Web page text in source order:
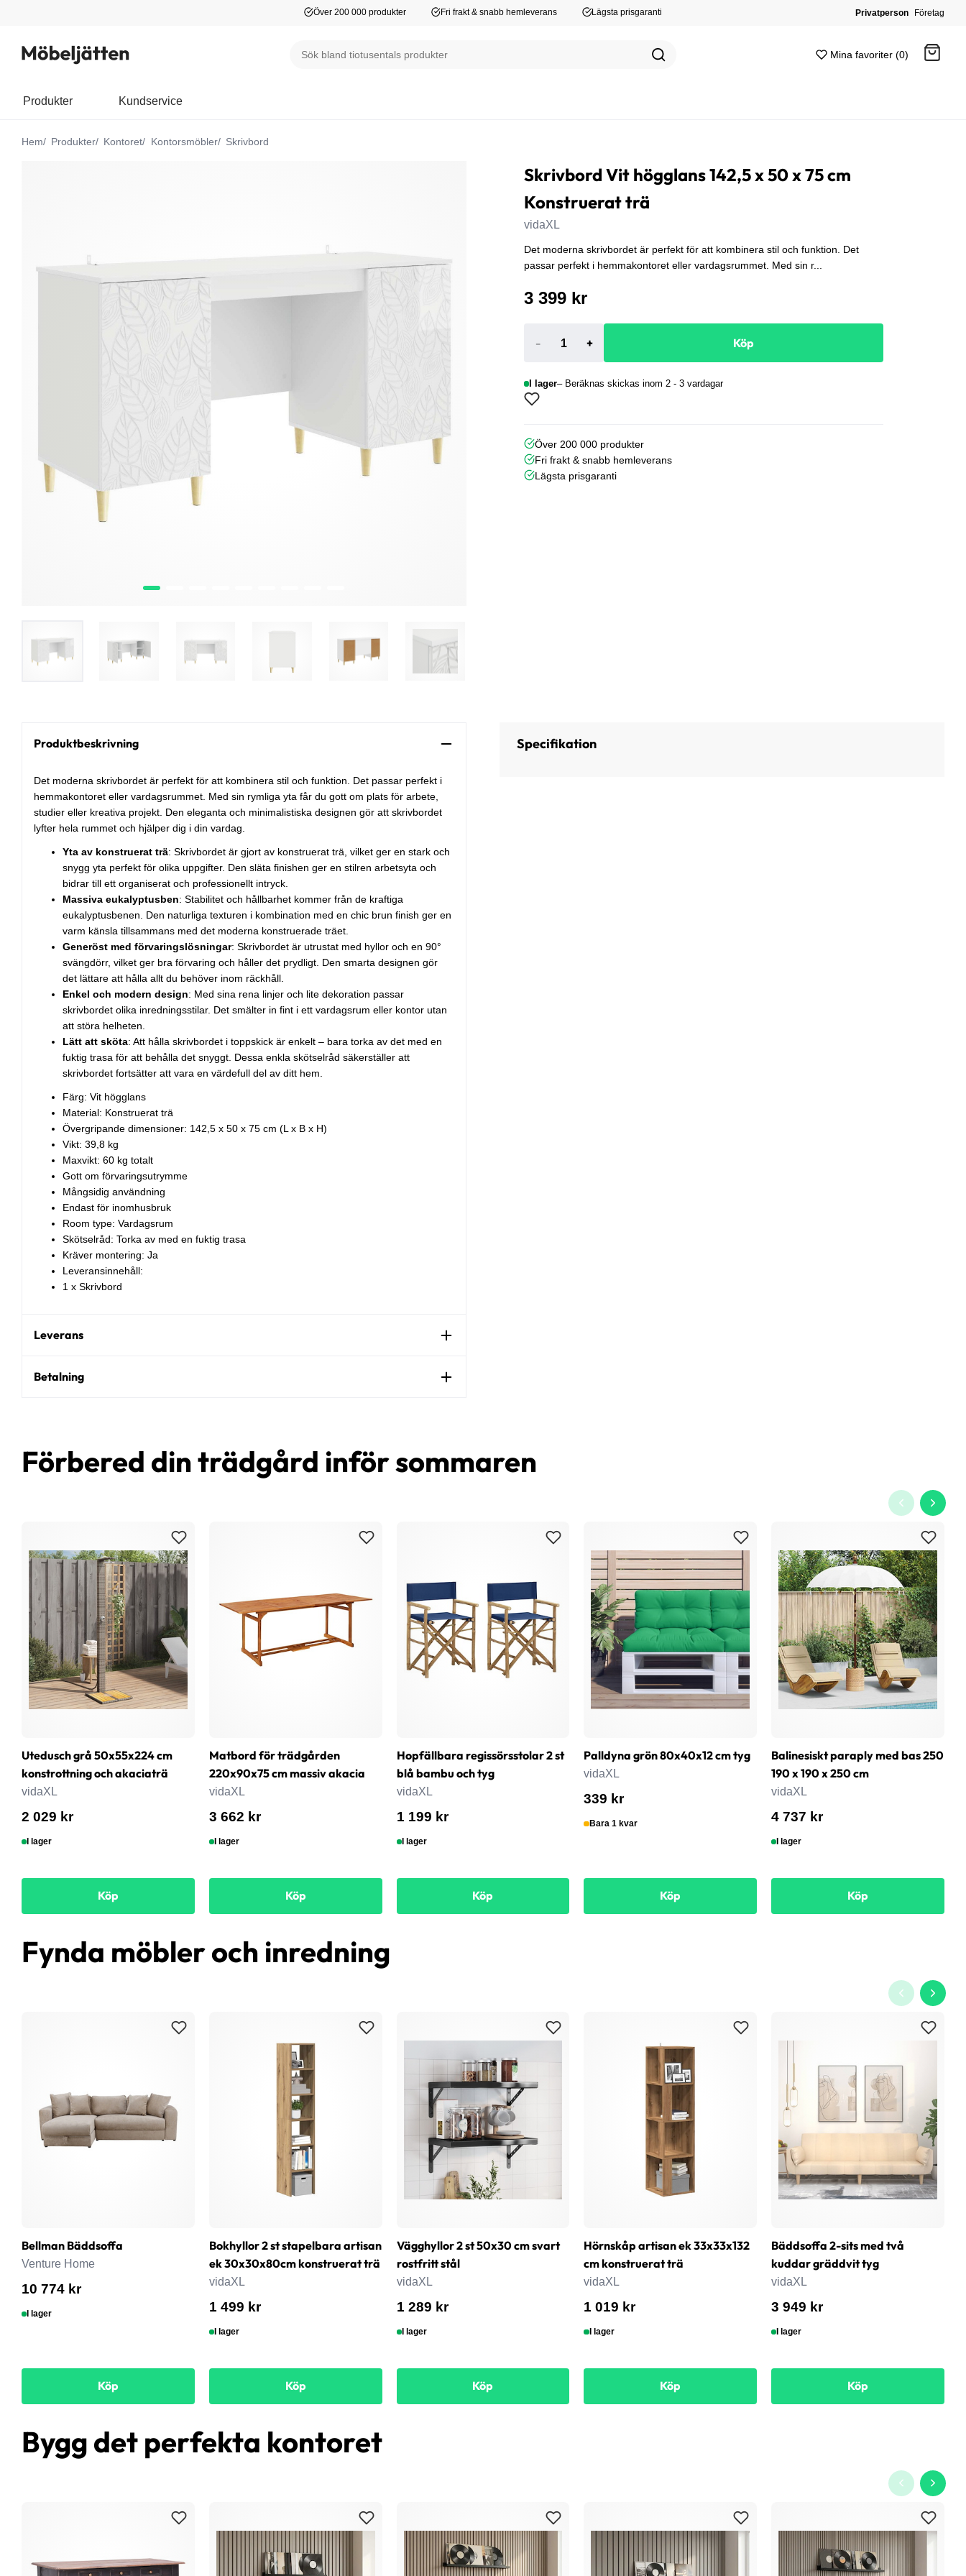
Över 200 000 produkter Fri frakt & snabb hemleverans Lägsta prisgaranti Privatperson Företag
Mina favoriter (0)
Produkter Kundservice
Hem Produkter Kontoret Kontorsmöbler Skrivbord
Skrivbord Vit högglans 142,5 x 50 x 75 cm
Konstruerat trä
vidaXL
Det moderna skrivbordet är perfekt för att kombinera stil och funktion. Det
passar perfekt i hemmakontoret eller vardagsrummet. Med sin r...
3 399 kr
- + Köp
I lager Beräknas skickas inom 2 - 3 vardagar
Över 200 000 produkter
Fri frakt & snabb hemleverans
Lägsta prisgaranti
Produktbeskrivning
Det moderna skrivbordet är perfekt för att kombinera stil och funktion. Det passar perfekt i
hemmakontoret eller vardagsrummet. Med sin rymliga yta får du gott om plats för arbete,
studier eller kreativa projekt. Den eleganta och minimalistiska designen gör att skrivbordet
lyfter hela rummet och hjälper dig i din vardag.
Yta av konstruerat trä: Skrivbordet är gjort av konstruerat trä, vilket ger en stark och
snygg yta perfekt för olika uppgifter. Den släta finishen ger en stilren arbetsyta och
bidrar till ett organiserat och professionellt intryck.
Massiva eukalyptusben: Stabilitet och hållbarhet kommer från de kraftiga
eukalyptusbenen. Den naturliga texturen i kombination med en chic brun finish ger en
varm känsla tillsammans med det moderna konstruerade träet.
Generöst med förvaringslösningar: Skrivbordet är utrustat med hyllor och en 90°
svängdörr, vilket ger bra förvaring och håller det prydligt. Den smarta designen gör
det lättare att hålla allt du behöver inom räckhåll.
Enkel och modern design: Med sina rena linjer och lite dekoration passar
skrivbordet olika inredningsstilar. Det smälter in fint i ett vardagsrum eller kontor utan
att störa helheten.
Lätt att sköta: Att hålla skrivbordet i toppskick är enkelt – bara torka av det med en
fuktig trasa för att behålla det snyggt. Dessa enkla skötselråd säkerställer att
skrivbordet fortsätter att vara en värdefull del av ditt hem.
Färg: Vit högglans
Material: Konstruerat trä
Övergripande dimensioner: 142,5 x 50 x 75 cm (L x B x H)
Vikt: 39,8 kg
Maxvikt: 60 kg totalt
Gott om förvaringsutrymme
Mångsidig användning
Endast för inomhusbruk
Room type: Vardagsrum
Skötselråd: Torka av med en fuktig trasa
Kräver montering: Ja
Leveransinnehåll:
1 x Skrivbord
Leverans
Betalning
Specifikation
Förbered din trädgård inför sommaren
Utedusch grå 50x55x224 cm
konstrottning och akaciaträ
vidaXL
2 029 kr
I lager
Köp
Matbord för trädgården
220x90x75 cm massiv akacia
vidaXL
3 662 kr
I lager
Köp
Hopfällbara regissörsstolar 2 st
blå bambu och tyg
vidaXL
1 199 kr
I lager
Köp
Palldyna grön 80x40x12 cm tyg
vidaXL
339 kr
Bara 1 kvar
Köp
Balinesiskt paraply med bas 250
190 x 190 x 250 cm
vidaXL
4 737 kr
I lager
Köp
Fynda möbler och inredning
Bellman Bäddsoffa
Venture Home
10 774 kr
I lager
Köp
Bokhyllor 2 st stapelbara artisan
ek 30x30x80cm konstruerat trä
vidaXL
1 499 kr
I lager
Köp
Vägghyllor 2 st 50x30 cm svart
rostfritt stål
vidaXL
1 289 kr
I lager
Köp
Hörnskåp artisan ek 33x33x132
cm konstruerat trä
vidaXL
1 019 kr
I lager
Köp
Bäddsoffa 2-sits med två
kuddar gräddvit tyg
vidaXL
3 949 kr
I lager
Köp
Bygg det perfekta kontoret